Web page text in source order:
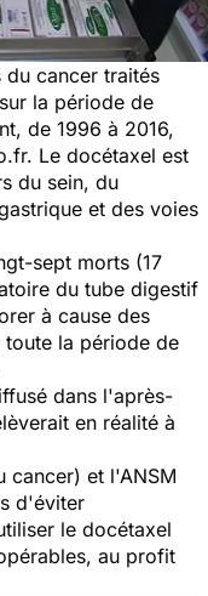
cancer traités
la période de
de 1996 à 2016,
Le docétaxel est
du sein, du
et des voies
sept morts (17
du tube digestif
à cause des
la période de
dans l'après-
en réalité à
cancer) et l'ANSM
d'éviter
le docétaxel
au profit